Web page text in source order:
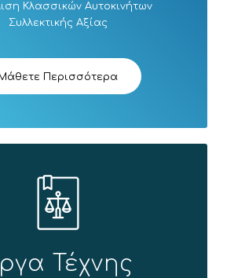
Κλασσικών Αυτοκινήτων
Συλλεκτικής Αξίας
Περισσότερα
Τέχνης